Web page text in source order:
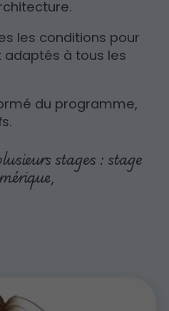
les conditions pour
à tous les
du programme,
stages : stage